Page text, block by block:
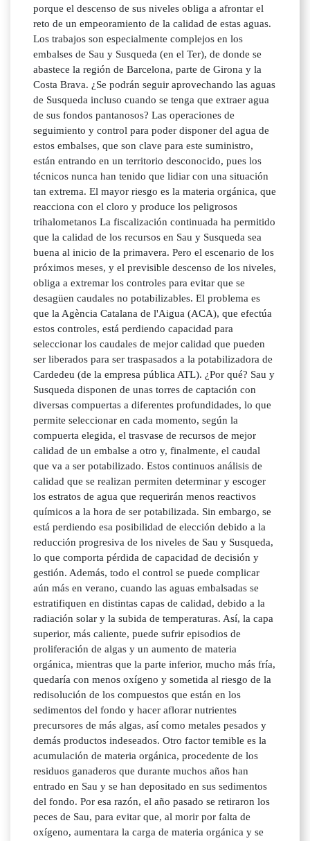
porque el descenso de sus niveles obliga a afrontar el
reto de un empeoramiento de la calidad de estas aguas.
Los trabajos son especialmente complejos en los
embalses de Sau y Susqueda (en el Ter), de donde se
abastece la región de Barcelona, parte de Girona y la
Costa Brava. ¿Se podrán seguir aprovechando las aguas
de Susqueda incluso cuando se tenga que extraer agua
de sus fondos pantanosos? Las operaciones de
seguimiento y control para poder disponer del agua de
estos embalses, que son clave para este suministro,
están entrando en un territorio desconocido, pues los
técnicos nunca han tenido que lidiar con una situación
tan extrema. El mayor riesgo es la materia orgánica, que
reacciona con el cloro y produce los peligrosos
trihalometanos La fiscalización continuada ha permitido
que la calidad de los recursos en Sau y Susqueda sea
buena al inicio de la primavera. Pero el escenario de los
próximos meses, y el previsible descenso de los niveles,
obliga a extremar los controles para evitar que se
desagüen caudales no potabilizables. El problema es
que la Agència Catalana de l'Aigua (ACA), que efectúa
estos controles, está perdiendo capacidad para
seleccionar los caudales de mejor calidad que pueden
ser liberados para ser traspasados a la potabilizadora de
Cardedeu (de la empresa pública ATL). ¿Por qué? Sau y
Susqueda disponen de unas torres de captación con
diversas compuertas a diferentes profundidades, lo que
permite seleccionar en cada momento, según la
compuerta elegida, el trasvase de recursos de mejor
calidad de un embalse a otro y, finalmente, el caudal
que va a ser potabilizado. Estos continuos análisis de
calidad que se realizan permiten determinar y escoger
los estratos de agua que requerirán menos reactivos
químicos a la hora de ser potabilizada. Sin embargo, se
está perdiendo esa posibilidad de elección debido a la
reducción progresiva de los niveles de Sau y Susqueda,
lo que comporta pérdida de capacidad de decisión y
gestión. Además, todo el control se puede complicar
aún más en verano, cuando las aguas embalsadas se
estratifiquen en distintas capas de calidad, debido a la
radiación solar y la subida de temperaturas. Así, la capa
superior, más caliente, puede sufrir episodios de
proliferación de algas y un aumento de materia
orgánica, mientras que la parte inferior, mucho más fría,
quedaría con menos oxígeno y sometida al riesgo de la
redisolución de los compuestos que están en los
sedimentos del fondo y hacer aflorar nutrientes
precursores de más algas, así como metales pesados y
demás productos indeseados. Otro factor temible es la
acumulación de materia orgánica, procedente de los
residuos ganaderos que durante muchos años han
entrado en Sau y se han depositado en sus sedimentos
del fondo. Por esa razón, el año pasado se retiraron los
peces de Sau, para evitar que, al morir por falta de
oxígeno, aumentara la carga de materia orgánica y se